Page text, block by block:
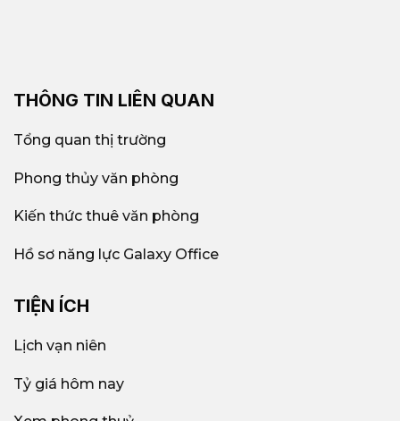
THÔNG TIN LIÊN QUAN
Tổng quan thị trường
Phong thủy văn phòng
Kiến thức thuê văn phòng
Hồ sơ năng lực Galaxy Office
TIỆN ÍCH
Lịch vạn niên
Tỷ giá hôm nay